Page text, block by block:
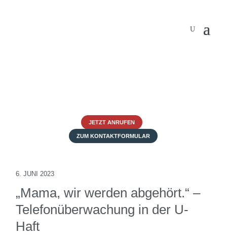
JETZT ANRUFEN
ZUM KONTAKTFORMULAR
6. JUNI 2023
„Mama, wir werden abgehört.“ –
Telefonüberwachung in der U-
Haft